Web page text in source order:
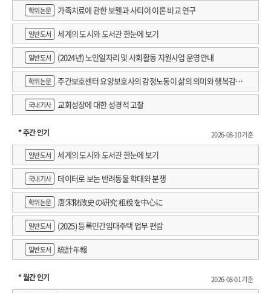
학위논문
가족치료에 관한 보웬과 사티어 이론 비교 연구
일반도서 세계의 도시와 도서관 한눈에 보기
일반도서 (2024년) 노인일자리 및 사회활동 지원사업 운영안내
학위논문
주간보호센터 요양보호사의 감정노동이 삶의 의미와 행복감에
미치는 영향 : 직무스트레스의 매개효과 검증
국내기사 교회성장에 대한 성경적 고찰
* 주간 인기
2026-08-10 기준
일반도서
세계의 도시와 도서관 한눈에 보기
국내기사 데이터로 보는 반려동물 학대와 분쟁
학위논문 唐宋財政史の硏究 租稅を中心に
일반도서 (2025) 등록민간임대주택 업무 편람
일반도서 統計年報
* 월간 인기
2026-08-01 기준